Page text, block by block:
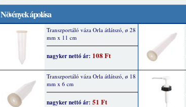
Növények ápolása
Transzportáló váza Orla átlátszó, ø 28
mm x 11 cm
nagyker nettó ár: 108 Ft
Transzportáló váza Orla átlátszó, ø 18
mm x 6 cm
nagyker nettó ár: 51 Ft